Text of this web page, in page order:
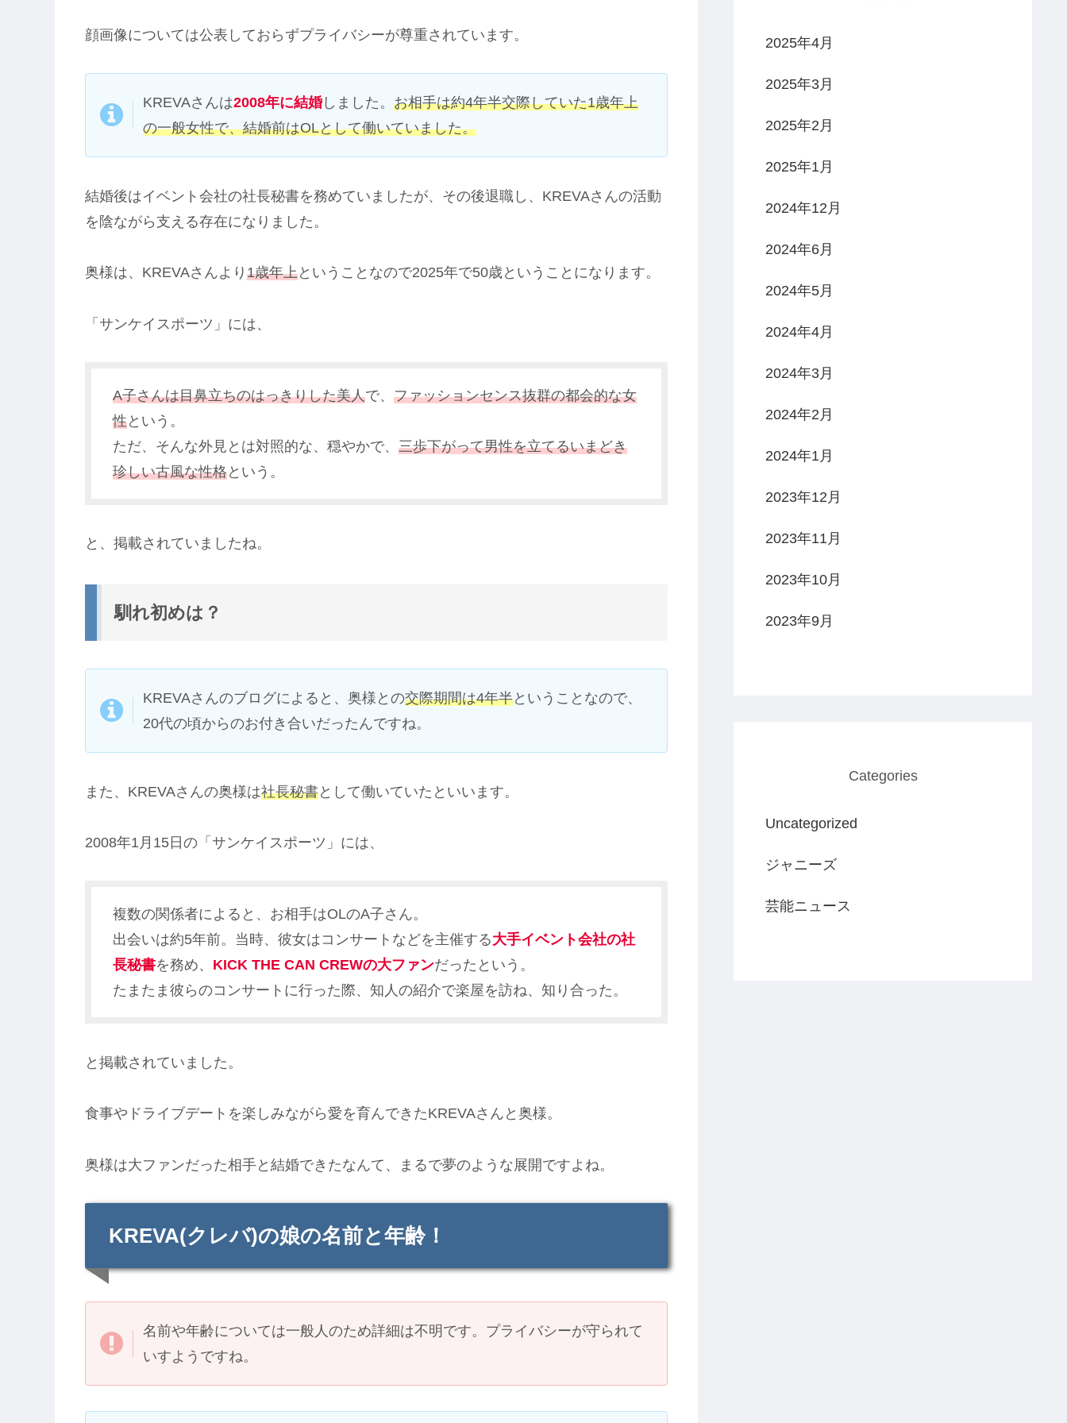
顔画像については公表しておらずプライバシーが尊重されています。
KREVAさんは2008年に結婚しました。 お相手は約4年半交際していた1歳年上
の一般女性で、結婚前はOLとして働いていました。
結婚後はイベント会社の社長秘書を務めていましたが、その後退職し、KREVAさんの活動
を陰ながら支える存在になりました。
奥様は、KREVAさんより 1歳年上ということなので2025年で50歳ということになります。
「サンケイスポーツ」には、
A子さんは目鼻立ちのはっきりした美人で、 ファッションセンス抜群の都会的な女
性という。
ただ、そんな外見とは対照的な、穏やかで、 三歩下がって男性を立てるいまどき
珍しい古風な性格という。
と、掲載されていましたね。
馴れ初めは？
KREVAさんのブログによると、奥様との交際期間は4年半ということなので、
20代の頃からのお付き合いだったんですね。
また、KREVAさんの奥様は社長秘書として働いていたといいます。
2008年1月15日の「サンケイスポーツ」には、
複数の関係者によると、お相手はOLのA子さん。
出会いは約5年前。当時、彼女はコンサートなどを主催する大手イベント会社の社
長秘書を務め、 KICK THE CAN CREWの大ファンだったという。
たまたま彼らのコンサートに行った際、知人の紹介で楽屋を訪ね、知り合った。
と掲載されていました。
食事やドライブデートを楽しみながら愛を育んできたKREVAさんと奥様。
奥様は大ファンだった相手と結婚できたなんて、まるで夢のような展開ですよね。
KREVA(クレバ)の娘の名前と年齢！
名前や年齢については一般人のため詳細は不明です。プライバシーが守られて
いすようですね。
2025年4月
2025年3月
2025年2月
2025年1月
2024年12月
2024年6月
2024年5月
2024年4月
2024年3月
2024年2月
2024年1月
2023年12月
2023年11月
2023年10月
2023年9月
Categories
Uncategorized
ジャニーズ
芸能ニュース